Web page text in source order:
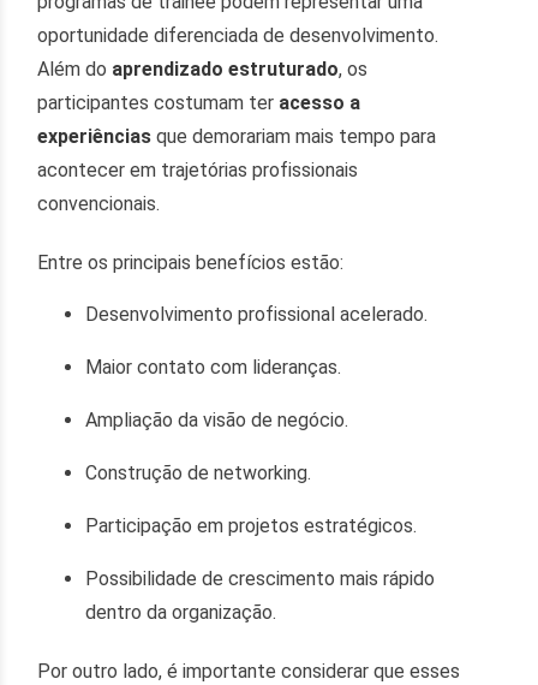
oportunidade diferenciada de desenvolvimento.
Além do aprendizado estruturado, os
participantes costumam ter acesso a
experiênciasque demorariam mais tempo para
acontecer em trajetórias profissionais
convencionais.
Entre os principais benefícios estão:
Desenvolvimento profissional acelerado.
Maior contato com lideranças.
Ampliação da visão de negócio.
Construção de networking.
Participação em projetos estratégicos.
Possibilidade de crescimento mais rápido
dentro da organização.
Por outro lado, é importante considerar que esses